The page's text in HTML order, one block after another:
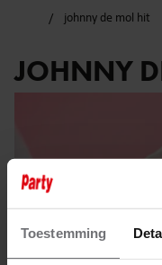
Toestemming
johnny de mol hit
JOHNNY